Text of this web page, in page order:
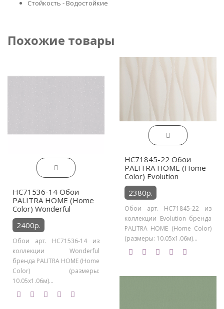
Стойкость - Водостойкие
Похожие товары
HC71536-14 Обои
PALITRA HOME (Home
Color) Wonderful
2400р.
Обои арт. HC71536-14 из
коллекции Wonderful
бренда PALITRA HOME (Home
Color) (размеры:
10.05х1.06м)...
HC71845-22 Обои
PALITRA HOME (Home
Color) Evolution
2380р.
Обои арт. HC71845-22 из
коллекции Evolution бренда
PALITRA HOME (Home Color)
(размеры: 10.05х1.06м)...